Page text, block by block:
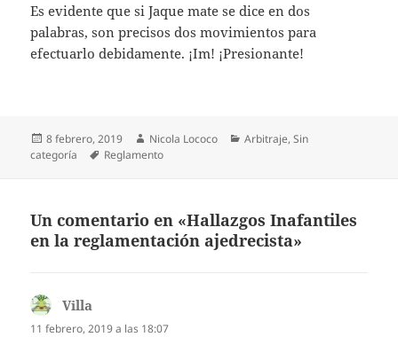
Es evidente que si Jaque mate se dice en dos
palabras, son precisos dos movimientos para
efectuarlo debidamente. ¡Im! ¡Presionante!
Publicado
el
8 febrero, 2019 Autor
Nicola Lococo Categorías
Arbitraje,Sin
categoría
Etiquetas
Reglamento
Un comentario en «Hallazgos Inafantiles
en la reglamentación ajedrecista»
Villa
11 febrero, 2019 a las 18:07